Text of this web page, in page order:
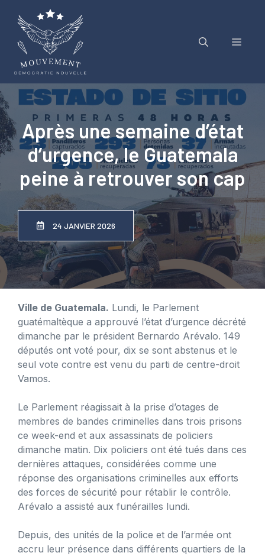
contenu
Menu
Après une semaine d’état
d’urgence, le Guatemala
peine à retrouver son cap
24 JANVIER 2026
Ville de Guatemala. Lundi, le Parlement
guatémaltèque a approuvé l’état d’urgence décrété
dimanche par le président Bernardo Arévalo. 149
députés ont voté pour, dix se sont abstenus et le
seul vote contre est venu du parti de centre-droit
Vamos.
Le Parlement réagissait à la prise d’otages de
membres de bandes criminelles dans trois prisons
ce week-end et aux assassinats de policiers
dimanche matin. Dix policiers ont été tués dans ces
dernières attaques, considérées comme une
réponse des organisations criminelles aux efforts
des forces de sécurité pour rétablir le contrôle.
Arévalo a assisté aux funérailles lundi.
Depuis, des unités de la police et de l’armée ont
accru leur présence dans différents quartiers de la